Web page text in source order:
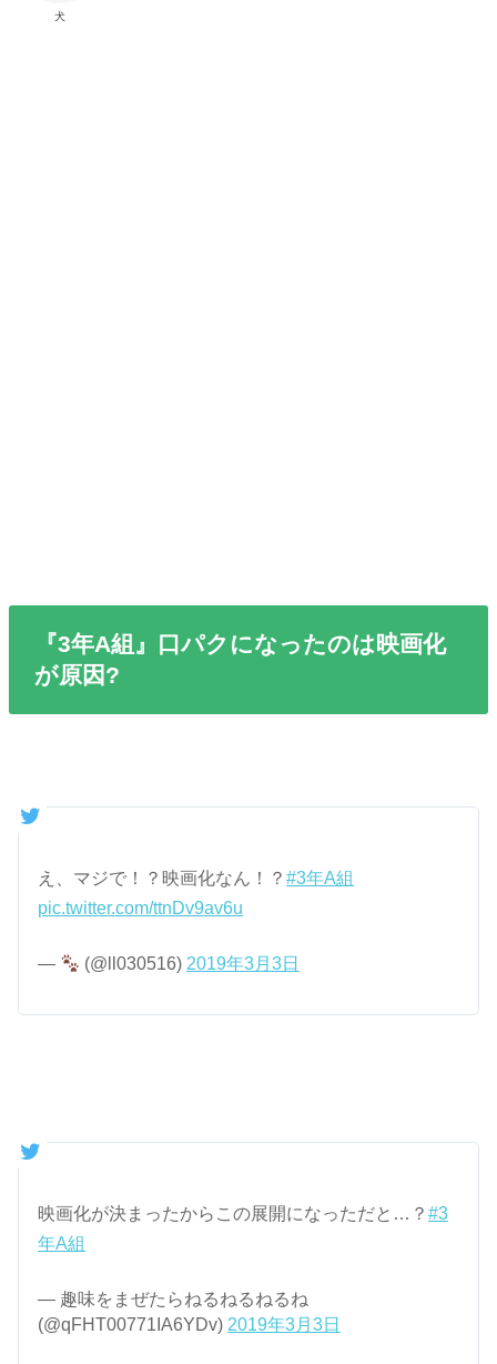
犬
『3年A組』口パクになったのは映画化
が原因?
え、マジで！？映画化なん！？#3年A組
pic.twitter.com/ttnDv9av6u
— (@ll030516) 2019年3月3日
映画化が決まったからこの展開になっただと…？#3
年A組
— 趣味をまぜたらねるねるねるね
(@qFHT00771IA6YDv) 2019年3月3日